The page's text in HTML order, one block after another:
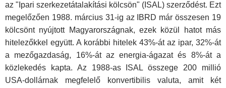
az "Ipari szerkezetátalakítási kölcsön" (ISAL) szerződést. Ezt
megelőzően 1988. március 31-ig az IBRD már összesen 19
kölcsönt nyújtott Magyarországnak, ezek közül hatot más
hitelezőkkel együtt. A korábbi hitelek 43%-át az ipar, 32%-át
a mezőgazdaság, 16%-át az energia-ágazat és 8%-át a
közlekedés kapta. Az 1988-as ISAL összege 200 millió
USA-dollárnak megfelelő konvertibilis valuta, amit két